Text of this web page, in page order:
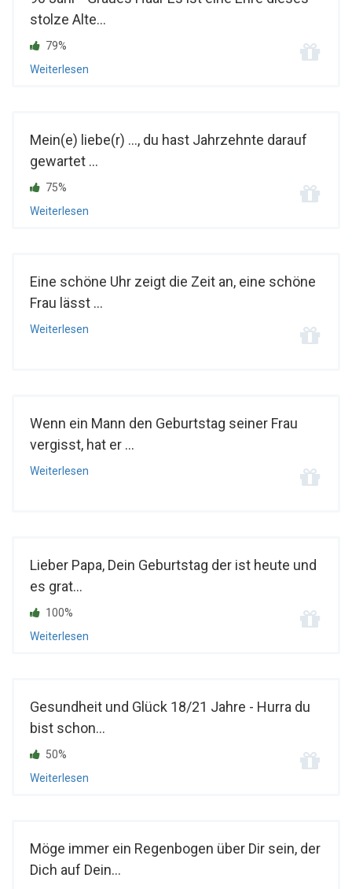
stolze Alte...
79%
Weiterlesen
Mein(e) liebe(r) ..., du hast Jahrzehnte darauf
gewartet ...
75%
Weiterlesen
Eine schöne Uhr zeigt die Zeit an, eine schöne
Frau lässt ...
Weiterlesen
Wenn ein Mann den Geburtstag seiner Frau
vergisst, hat er ...
Weiterlesen
Lieber Papa, Dein Geburtstag der ist heute und
es grat...
100%
Weiterlesen
Gesundheit und Glück 18/21 Jahre - Hurra du
bist schon...
50%
Weiterlesen
Möge immer ein Regenbogen über Dir sein, der
Dich auf Dein...